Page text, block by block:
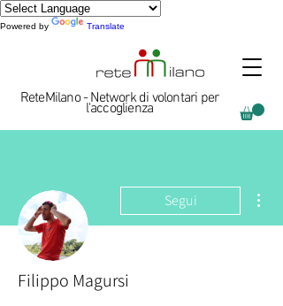
Powered by Translate
ReteMilano - Network di volontari per
l'accoglienza
Segui
Filippo Magursi